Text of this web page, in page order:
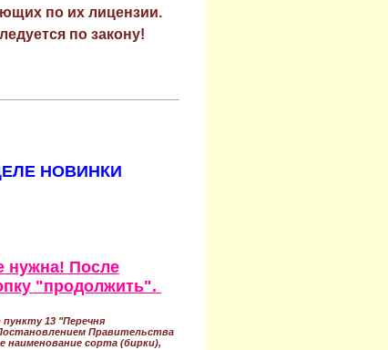
по их лицензии.
по закону!
НОВИНКИ
нужна! После
"продолжить".
13 "Перечня
Правительства
наименование сорта (бирки),